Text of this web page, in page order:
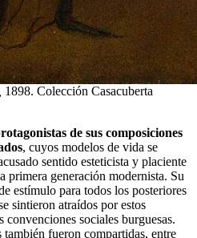
1898. Colección Casacuberta
de sus composiciones
, cuyos modelos de vida se
sentido esteticista y placiente
primera generación modernista. Su
estímulo para todos los posteriores
sintieron atraídos por estos
convenciones sociales burguesas.
también fueron compartidas, entre